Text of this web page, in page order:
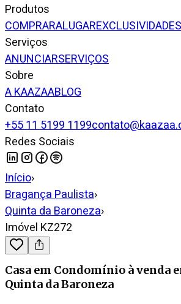
Produtos
COMPRARALUGAREXCLUSIVIDADES
Serviços
ANUNCIARSERVIÇOS
Sobre
A KAAZAABLOG
Contato
+55 11 5199 1199
Redes Sociais
Início›
Bragança Paulista›
Quinta da Baroneza›
Imóvel KZ272
Casa em Condomínio à venda
Quinta da Baroneza